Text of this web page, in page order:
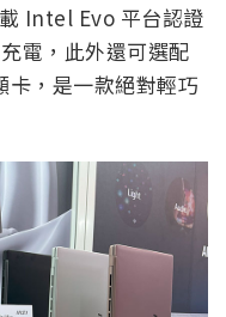
Intel Evo 平台認證
電，此外還可選配
卡，是一款絕對輕巧